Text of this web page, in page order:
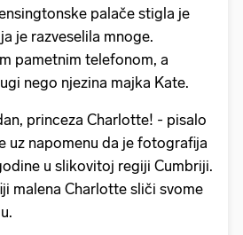
palače stigla je
je razveselila mnoge.
pametnim telefonom, a
nego njezina majka Kate.
princeza Charlotte! - pisalo
uz napomenu da je fotografija
u slikovitoj regiji Cumbriji.
malena Charlotte sliči svome